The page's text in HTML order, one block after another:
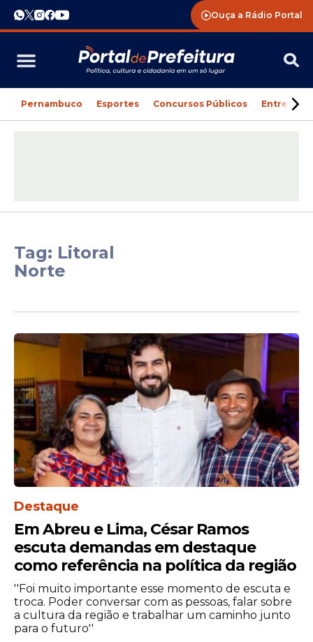
Ouça a Rádio Portal
Pernambuco Esportes Concursos Públicos
Tag: Litoral
Norte
Destaque
Em Abreu e Lima, César Ramos
escuta demandas em destaque
como referência na política da região
''Foi muito importante esse momento de escuta e
troca. Poder conversar com as pessoas, falar sobre
a cultura da região e trabalhar um caminho junto
para o futuro''